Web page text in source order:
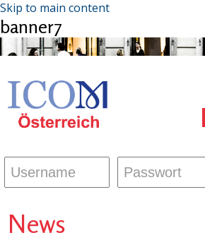
Skip to main content
banner7
News